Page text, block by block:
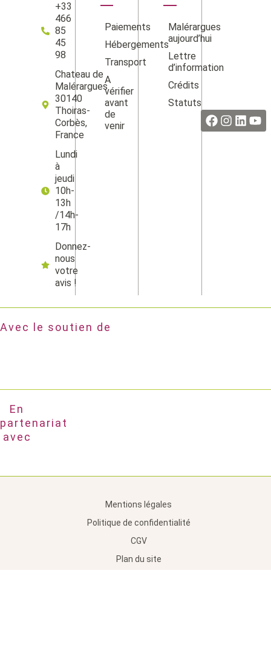
+33
466
85
45
98
Chateau de
Malérargues
30140
Thoiras-
Corbès,
France
Lundi
à
jeudi
10h-
13h
/14h-
17h
Donnez-
nous
votre
avis !
Paiements
Hébergements
Transport
A
vérifier
avant
de
venir
Malérargues
aujourd’hui
Lettre
d’information
Crédits
Statuts
Avec le soutien de
En
partenariat
avec
Mentions légales
Politique de confidentialité
CGV
Plan du site